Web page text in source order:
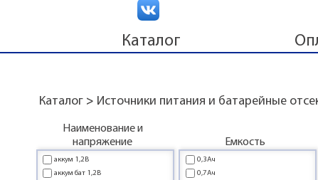
Каталог
Каталог > Источники питания и батарейные
Наименование и
напряжение
аккум 1,2В
аккум бат 1,2В
Емкость
0,3Ач
0,7Ач